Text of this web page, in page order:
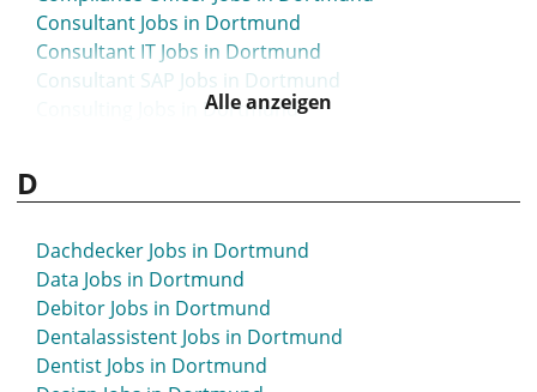
Consultant Jobs in Dortmund
Consultant IT Jobs in Dortmund
Consultant SAP Jobs in Dortmund
Consulting Jobs in Dortmund
Content Marketing Manager Jobs in Dortmund
Contracts Manager Jobs in Dortmund
Controller Jobs in Dortmund
Controlling Jobs in Dortmund
Creative Manager Jobs in Dortmund
Creator Jobs in Dortmund
Alle anzeigen
D
Dachdecker Jobs in Dortmund
Data Jobs in Dortmund
Debitor Jobs in Dortmund
Dentalassistent Jobs in Dortmund
Dentist Jobs in Dortmund